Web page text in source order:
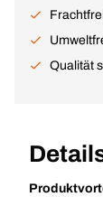
Qualität